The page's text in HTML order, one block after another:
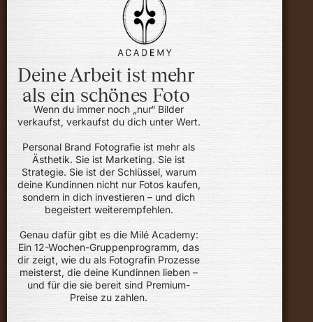
Deine Arbeit ist mehr
als ein schönes Foto
Wenn du immer noch „nur“ Bilder
verkaufst, verkaufst du dich unter Wert.
Personal Brand Fotografie ist mehr als
Ästhetik. Sie ist Marketing. Sie ist
Strategie. Sie ist der Schlüssel, warum
deine Kundinnen nicht nur Fotos kaufen,
sondern in dich investieren – und dich
begeistert weiterempfehlen.
Genau dafür gibt es die Milé Academy:
Ein 12-Wochen-Gruppenprogramm, das
dir zeigt, wie du als Fotografin Prozesse
meisterst, die deine Kundinnen lieben –
und für die sie bereit sind Premium-
Preise zu zahlen.